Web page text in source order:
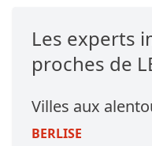
Les experts
proches de
Villes aux
BERLISE